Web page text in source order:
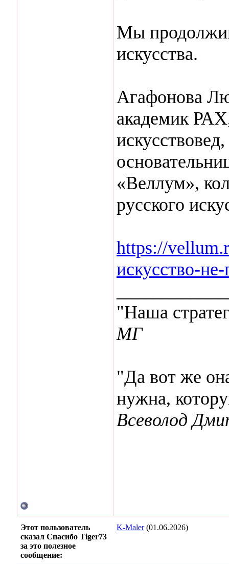
Мы
искусства.
Агафонова
академик
«Веллум»,
русского
https://
искусство-
"Наша
МГ
"Да вот же
нужна,
Всеволод
Этот пользователь
сказал Спасибо Tiger73
за это полезное
сообщение:
K-Maler(01.06.2026)